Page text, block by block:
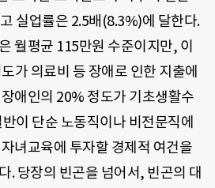
실업률은 2.5배(8.3%)에 달한다.
월평균 115만원 수준이지만, 이
가 의료비 등 장애로 인한 지출에
애인의 20% 정도가 기초생활수
이 단순 노동직이나 비전문직에
녀교육에 투자할 경제적 여건을
. 당장의 빈곤을 넘어서, 빈곤의 대